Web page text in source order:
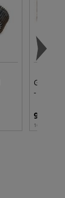
- fein
9,97 €
10 kg | 1 kg: